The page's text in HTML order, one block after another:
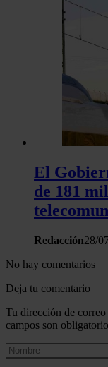
El
de 181
Redacción28/
No hay comentarios
Deja tu comentario
Tu dirección de
campos son